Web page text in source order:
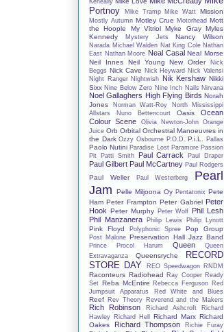
Portnoy
Mike Tramp Mike Watt Mission
Mostly Autumn Motley Crue Motorhead Mott
the Hoople
My Vitriol Myke Gray Myles
Kennedy
Mystery Jets Nancy Wilson
Narada Michael Walden Nat King Cole Nathan
East Nathan Moore Neal Casal Neal Morse
Neil Innes
Neil Young New Order
Nick
Beggs Nick Cave Nick Heyward Nick Valensi
Night Ranger Nightwish Nik Kershaw Nikki
Sixx Nine Below Zero Nine Inch Nails Nirvana
Noel Gallaghers High Flying Birds Norah
Jones
Norman Watt-Roy
North Mississippi
Allstars
Nuno Bettencourt Oasis
Ocean
Colour Scene
Olivia Newton-John
Orange
Juice Orb Orbital Orchestral Manoeuvres in
the Dark Ozzy Osbourne P.O.D. P.i.L. Pallas
Paolo Nutini Paradise Lost Paramore Passion
Pit
Patti Smith Paul Carrack Paul Draper
Paul Gilbert Paul McCartney Paul Rodgers
Paul Weller Paul Westerberg
Pearl
Jam
Pelle Miljoona Oy Pentatonix Pete
Ham Peter Frampton Peter Gabriel Peter
Hook Peter Murphy Peter Wolf Phil Lesh
Phil Manzanera
Philip Lewis Philip Lynott
Pink Floyd Polyphonic Spree Pop Group
Post Malone Preservation Hall Jazz Band
Prince Procol Harum Queen
Queen
Extravaganza
Queensryche
RECORD
STORE DAY
REO Speedwagon RNDM
Raconteurs Radiohead Ray Cooper Ready
Set Reba McEntire Rebecca Ferguson Red
Jumpsuit Apparatus
Red White and Blues
Reef Rev Theory Reverend and the Makers
Rich Robinson Richard Ashcroft
Richard
Hawley Richard Hell Richard Marx Richard
Oakes
Richard Thompson
Richie Furay